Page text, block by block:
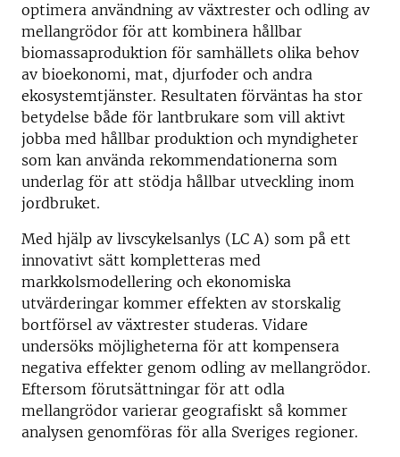
optimera användning av växtrester och odling av
mellangrödor för att kombinera hållbar
biomassaproduktion för samhällets olika behov
av bioekonomi, mat, djurfoder och andra
ekosystemtjänster. Resultaten förväntas ha stor
betydelse både för lantbrukare som vill aktivt
jobba med hållbar produktion och myndigheter
som kan använda rekommendationerna som
underlag för att stödja hållbar utveckling inom
jordbruket.
Med hjälp av livscykelsanlys (LC A) som på ett
innovativt sätt kompletteras med
markkolsmodellering och ekonomiska
utvärderingar kommer effekten av storskalig
bortförsel av växtrester studeras. Vidare
undersöks möjligheterna för att kompensera
negativa effekter genom odling av mellangrödor.
Eftersom förutsättningar för att odla
mellangrödor varierar geografiskt så kommer
analysen genomföras för alla Sveriges regioner.